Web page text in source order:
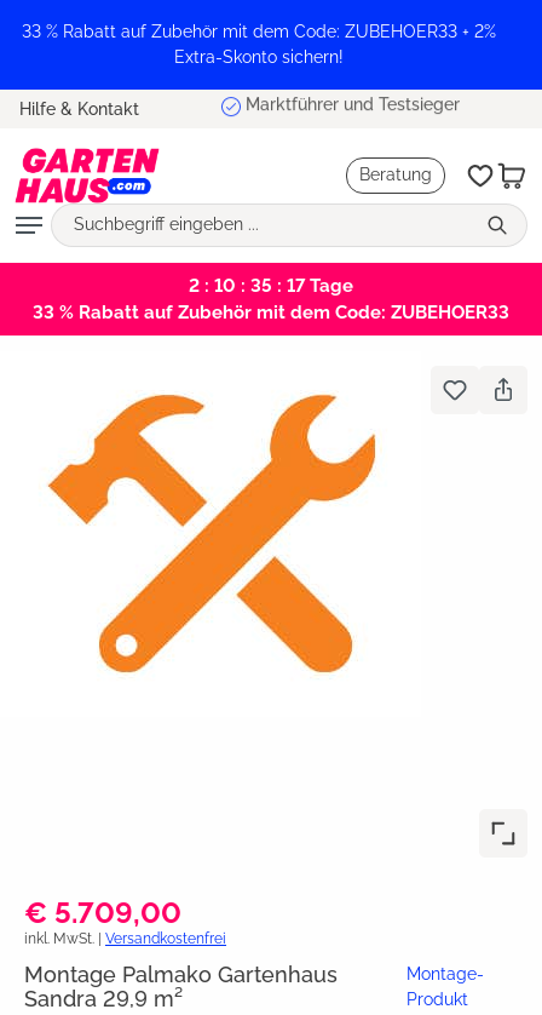
springen
33 % Rabatt auf Zubehör mit dem Code: ZUBEHOER33 + 2%
Extra-Skonto sichern!
Hilfe & Kontakt Marktführer und Testsieger
Beratung
2 : 10 : 35 : 17Tage
33 % Rabatt auf Zubehör mit dem Code: ZUBEHOER33
€ 5.709,00
inkl. MwSt. | Versandkostenfrei
Montage Palmako Gartenhaus
Sandra 29,9 m²
Montage-
Produkt